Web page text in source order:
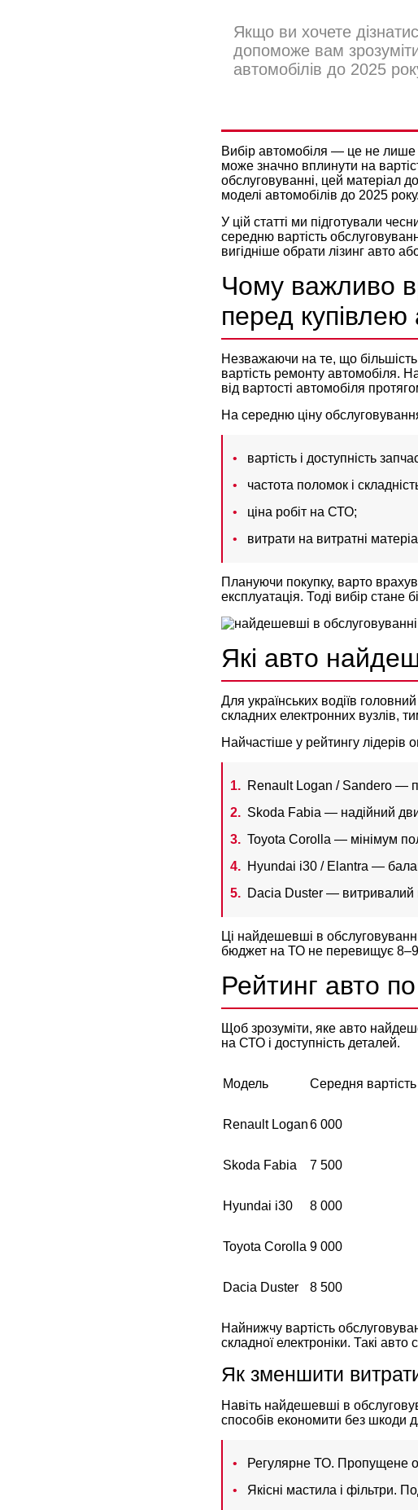
Якщо ви хочете
допоможе вам
автомобілів до 2025
Вибір автомобіля — це не
може значно вплинути на
обслуговуванні, цей матеріал
моделі автомобілів до 2025 року.
У цій статті ми підготували
середню вартість
вигідніше обрати лізинг авто
Чому важливо
перед купівлею
Незважаючи на те, що
вартість ремонту автомобіля.
від вартості автомобіля
На середню ціну
вартість і доступність
частота поломок і
ціна робіт на СТО;
витрати на витратні
Плануючи покупку, варто
експлуатація. Тоді вибір стане
Які авто
Для українських водіїв
складних електронних вузлів,
Найчастіше у рейтингу лідерів
Renault Logan / Sandero —
Skoda Fabia — надійний
Toyota Corolla — мінімум
Hyundai i30 / Elantra —
Dacia Duster — витривалий
Ці найдешевші в
бюджет на ТО не перевищує 8–9
Рейтинг авто
Щоб зрозуміти, яке авто
на СТО і доступність деталей.
Модель Середня
Renault Logan6 000
Skoda Fabia 7 500
Hyundai i30 8 000
Toyota Corolla 9 000
Dacia Duster 8 500
Найнижчу вартість
складної електроніки. Такі
Як зменшити
Навіть найдешевші в
способів економити без шкоди
Регулярне ТО. Пропущене
Якісні мастила і фільтри.